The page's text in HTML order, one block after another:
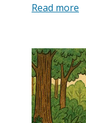
Read more